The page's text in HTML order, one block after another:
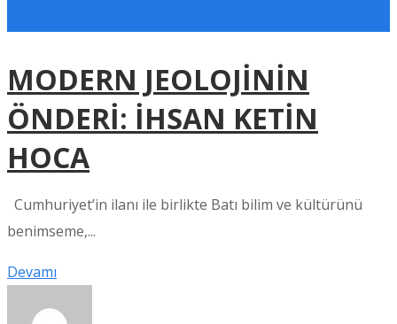
MODERN JEOLOJİNİN
ÖNDERİ: İHSAN KETİN
HOCA
Cumhuriyet’in ilanı ile birlikte Batı bilim ve kültürünü
benimseme,...
Devamı